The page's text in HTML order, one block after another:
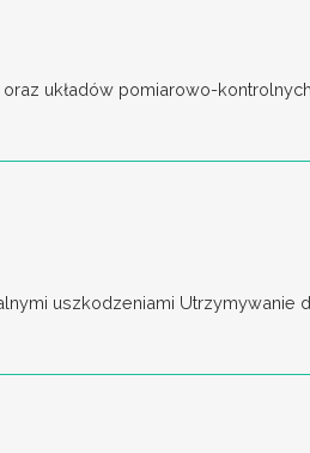
układów pomiarowo-
uszkodzeniami Utrzymywanie